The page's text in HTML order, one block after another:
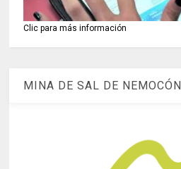
Clic para más información
MINA DE SAL DE NEMOCÓN